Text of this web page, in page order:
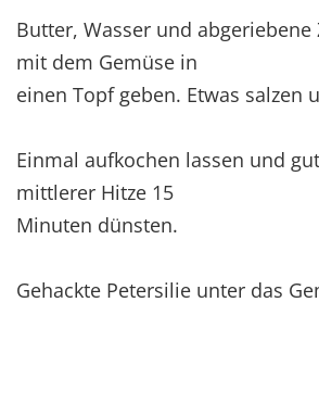
Butter, Wasser und
mit dem Gemüse in
einen Topf geben. Etwas salzen
Einmal aufkochen lassen und
mittlerer Hitze 15
Minuten dünsten.
Gehackte Petersilie unter das